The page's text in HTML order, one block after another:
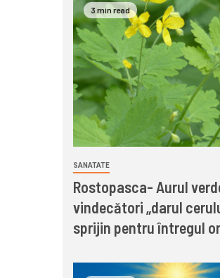
3 min read
SANATATE
Rostopasca- Aurul
vindecători „darul
sprijin pentru întregul